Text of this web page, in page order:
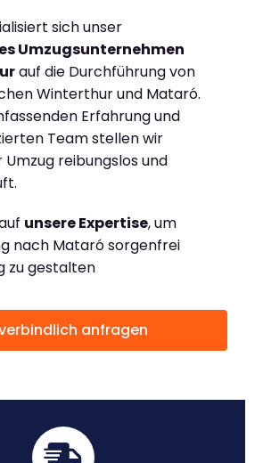
sich unser
Umzugsunternehmen
auf die Durchführung von
Winterthur und Mataró.
Erfahrung und
Team stellen wir
Umzug reibungslos und
unsere Expertise, um
nach Mataró sorgenfrei
zu gestalten
anfragen